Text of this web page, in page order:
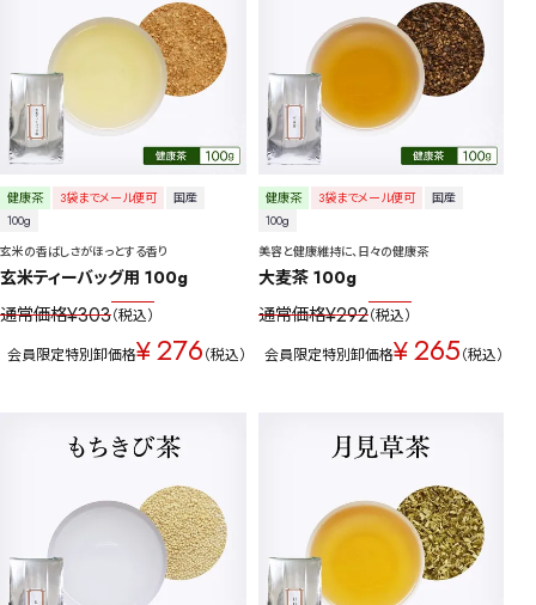
健康茶 3袋までメール便可
国産
100g
玄米の香ばしさがほっとする香り
玄米ティーバッグ用 100g
通常価格¥303 税込
会員限定特別卸価格¥276 税込
健康茶 3袋までメール便可
国産
100g
美容と健康維持に、日々の健康茶
大麦茶 100g
通常価格¥292 税込
会員限定特別卸価格¥265 税込